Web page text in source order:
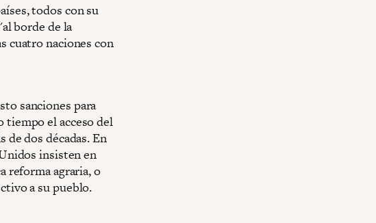
todos con su
borde de la
cuatro naciones con
sanciones para
tiempo el acceso del
de dos décadas. En
insisten en
reforma agraria, o
a su pueblo.